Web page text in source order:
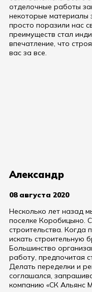
отделочные работы
некоторые материалы
просто поразили нас
преимуществ стал
впечатление, что
вас за все.
Александр
08 августа 2020
Несколько лет назад
поселке Коробицыно.
строительства. Когда
искать строительную
Большинство
работу, предпочитая
Делать переделки и
соглашался,
компанию «СК Альянс